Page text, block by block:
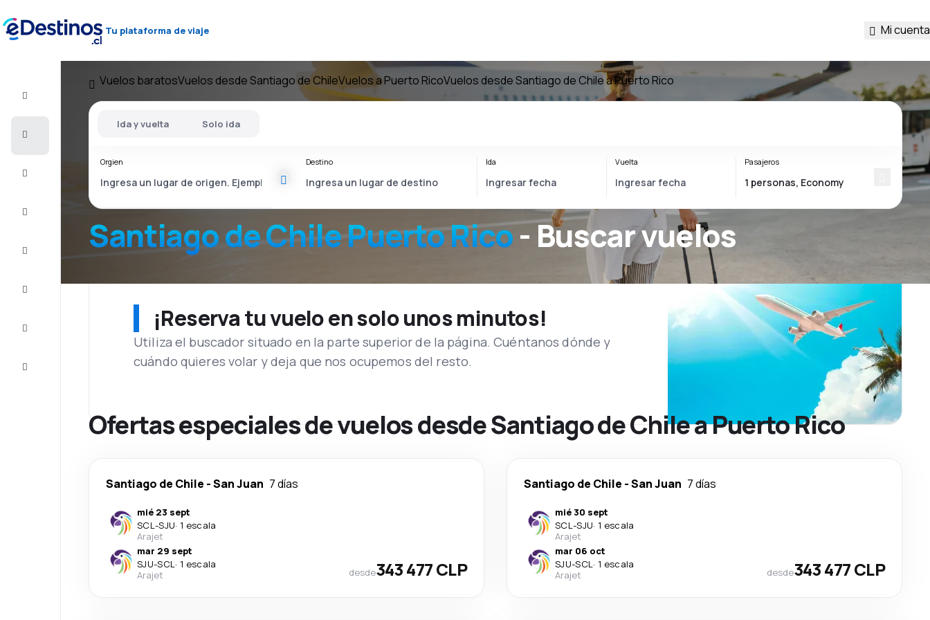
Tu plataforma de viaje Mi cuenta
Completa
Vuelos baratosVuelos desde Santiago de ChileVuelos a Puerto RicoVuelos desde Santiago de Chile a Puerto Rico
Santiago de Chile Puerto Rico- Buscar vuelos
Ida y vuelta Solo ida
Orgien Destino Ida Vuelta Pasajeros
¡Reserva tu vuelo en solo unos minutos!
Utiliza el buscador situado en la parte superior de la página. Cuéntanos dónde y
cuándo quieres volar y deja que nos ocupemos del resto.
Ofertas especiales de vuelos desde Santiago de Chile a Puerto Rico
Santiago de Chile -San Juan 7 días
mié 23 sept
SCL-SJU· 1 escala
Arajet
mar 29 sept
SJU-SCL· 1 escala
Arajet
desde343 477 CLP
Santiago de Chile -San Juan 7 días
mié 30 sept
SCL-SJU· 1 escala
Arajet
mar 06 oct
SJU-SCL· 1 escala
Arajet
desde343 477 CLP